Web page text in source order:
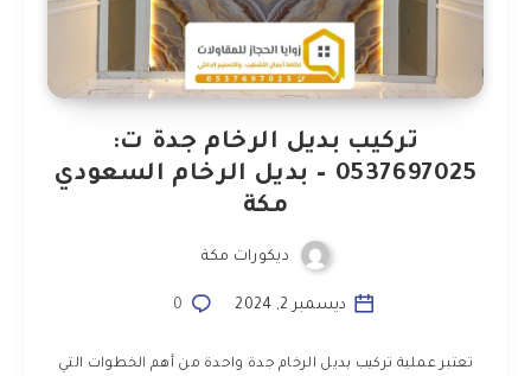
تركيب بديل الرخام جدة ت:
0537697025 – بديل الرخام السعودي
مكة
ديكورات مكة
ديسمبر 2, 2024 0
تعتبر عملية تركيب بديل الرخام جدة واحدة من أهم الخطوات التي